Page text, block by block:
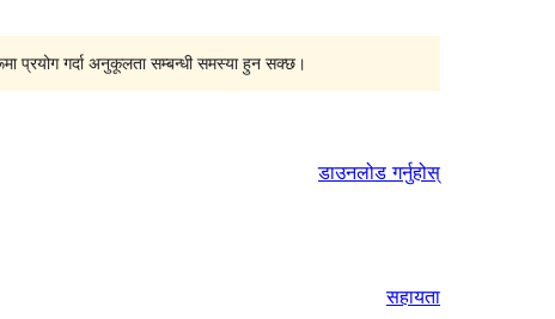
प्रयोग गर्दा अनुकूलता सम्बन्धी समस्या हुन सक्छ।
डाउनलोड गर्नुहोस्
सहायता